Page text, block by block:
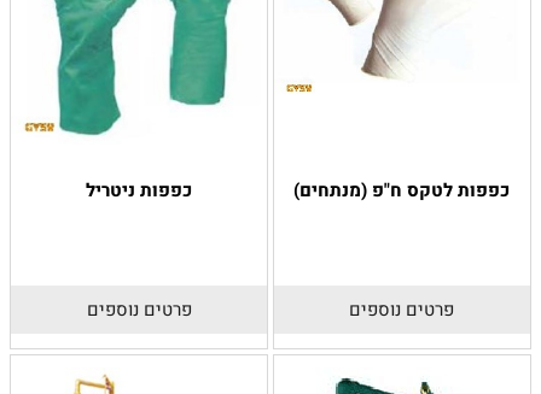
כפפות לטקס ח"פ (מנתחים)
פרטים נוספים
כפפות ניטריל
פרטים נוספים